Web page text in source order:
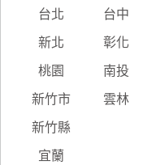
台北 台中
新北 彰化
桃園 南投
新竹市 雲林
新竹縣
宜蘭